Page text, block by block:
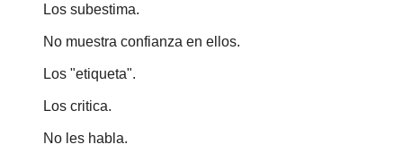
Los subestima.
No muestra confianza en ellos.
Los "etiqueta".
Los critica.
No les habla.